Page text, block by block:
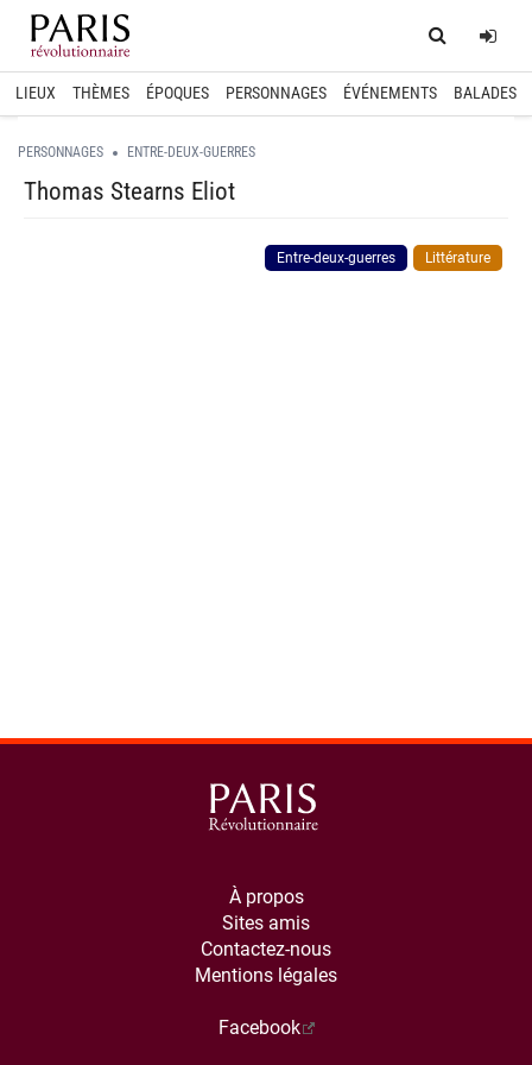
Home
LIEUX THÈMES ÉPOQUES PERSONNAGES ÉVÉNEMENTS BALADES
PERSONNAGES ENTRE-DEUX-GUERRES
Thomas Stearns Eliot
Entre-deux-guerres Littérature
À propos
Sites amis
Contactez-nous
Mentions légales
Facebook